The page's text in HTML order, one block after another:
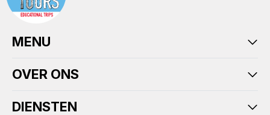
MENU
OVER ONS
DIENSTEN